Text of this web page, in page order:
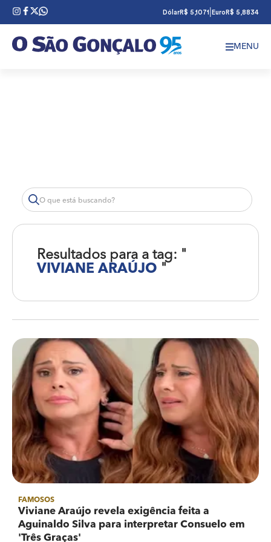
DólarR$ 5,1071 Euro R$ 5,8834
MENU
Resultados para a tag: "
VIVIANE ARAÚJO "
FAMOSOS
Viviane Araújo revela exigência feita a
Aguinaldo Silva para interpretar Consuelo em
'Três Graças'